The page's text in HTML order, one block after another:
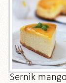
Sernik mango